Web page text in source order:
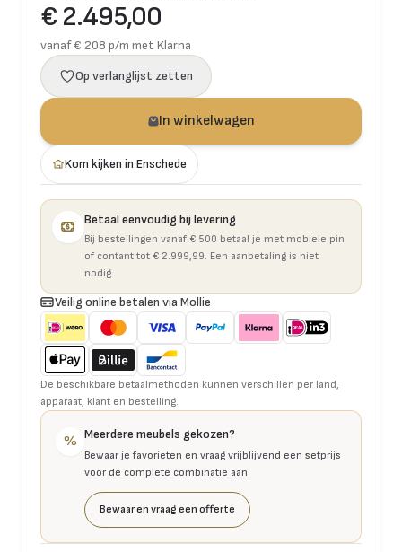
€ 2.495,00
vanaf € 208 p/m met Klarna
Op verlanglijst zetten
In winkelwagen
Kom kijken in Enschede
Betaal eenvoudig bij levering
Bij bestellingen vanaf € 500 betaal je met mobiele pin
of contant tot € 2.999,99. Een aanbetaling is niet
nodig.
Veilig online betalen via Mollie
De beschikbare betaalmethoden kunnen verschillen per land,
apparaat, klant en bestelling.
% Meerdere meubels gekozen?
Bewaar je favorieten en vraag vrijblijvend een setprijs
voor de complete combinatie aan.
Bewaar en vraag een offerte